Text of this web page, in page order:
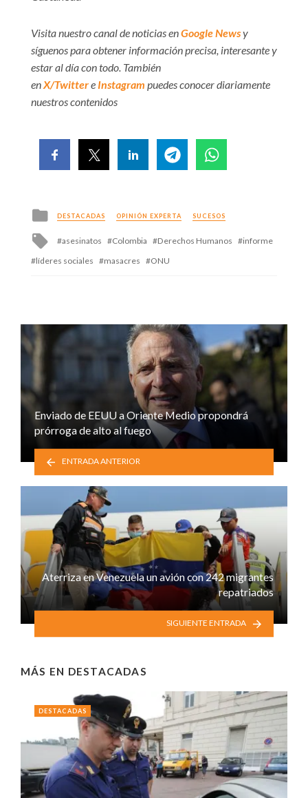
Visita nuestro canal de noticias enGoogle Newsy
síguenos para obtener información precisa, interesante y
estar al día con todo. También
enX/Twittere Instagram puedes conocer diariamente
nuestros contenidos
Posted
in
DESTACADAS OPINIÓN EXPERTA SUCESOS
Tagged
asesinatos Colombia Derechos Humanos
informe
líderes sociales
masacres ONU
Enviado de EEUU a Oriente Medio propondrá
prórroga de alto al fuego
ENTRADA ANTERIOR
Aterriza en Venezuela un avión con 242 migrantes
repatriados
SIGUIENTE ENTRADA
MÁS EN DESTACADAS
DESTACADAS